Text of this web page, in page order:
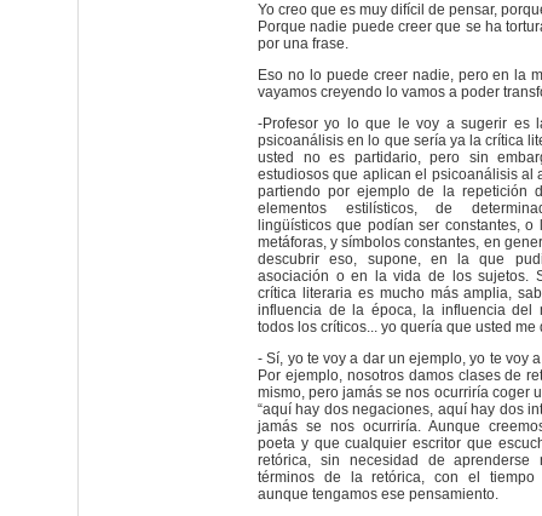
Yo creo que es muy difícil de pensar,
Porque nadie puede creer que se ha
por una frase.
Eso no lo puede creer nadie, pero en la
vayamos creyendo lo vamos a poder
-Profesor yo lo que le voy a sugerir es
psicoanálisis en lo que sería ya la crítica
usted no es partidario, pero sin
estudiosos que aplican el psicoanálisis al
partiendo por ejemplo de la repetición
elementos estilísticos, de
lingüísticos que podían ser constantes,
metáforas, y símbolos constantes, en
descubrir eso, supone, en la que
asociación o en la vida de los sujetos.
crítica literaria es mucho más amplia,
influencia de la época, la influencia del
todos los críticos... yo quería que usted me
- Sí, yo te voy a dar un ejemplo, yo te voy
Por ejemplo, nosotros damos clases de
mismo, pero jamás se nos ocurriría coger
“aquí hay dos negaciones, aquí hay dos
jamás se nos ocurriría. Aunque
poeta y que cualquier escritor que
retórica, sin necesidad de aprenderse
términos de la retórica, con el tiempo
aunque tengamos ese pensamiento.